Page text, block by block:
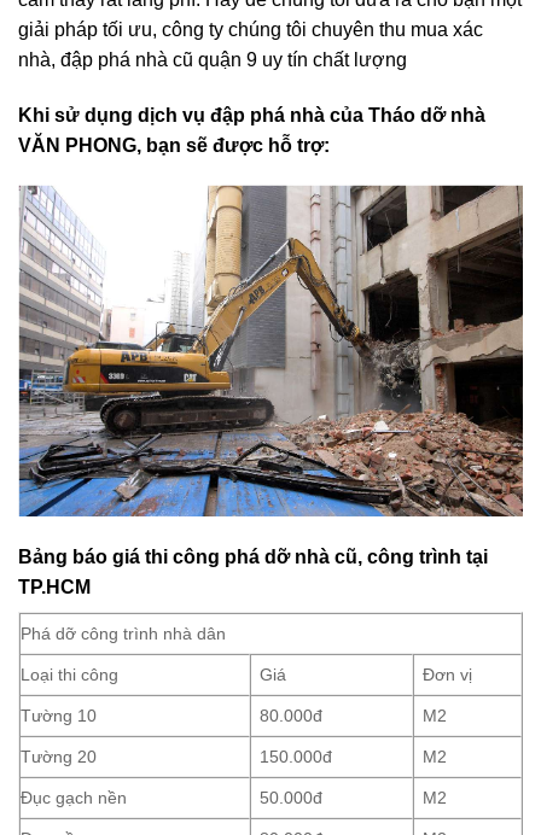
giải pháp tối ưu, công ty chúng tôi chuyên thu mua xác
nhà, đập phá nhà cũ quận 9 uy tín chất lượng
Khi sử dụng dịch vụ đập phá nhà của Tháo dỡ nhà
VĂN PHONG, bạn sẽ được hỗ trợ:
Bảng báo giá thi công phá dỡ nhà cũ, công trình tại
TP.HCM
Phá dỡ công trình nhà dân
Loại thi công Giá Đơn vị
Tường 10 80.000đ M2
Tường 20 150.000đ M2
Đục gạch nền 50.000đ M2